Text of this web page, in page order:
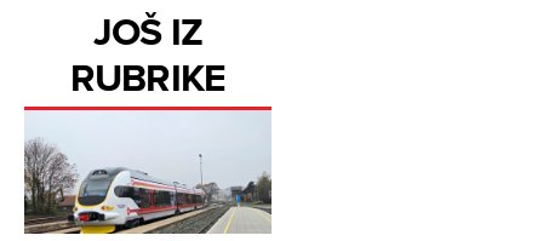
JOŠ IZ
RUBRIKE